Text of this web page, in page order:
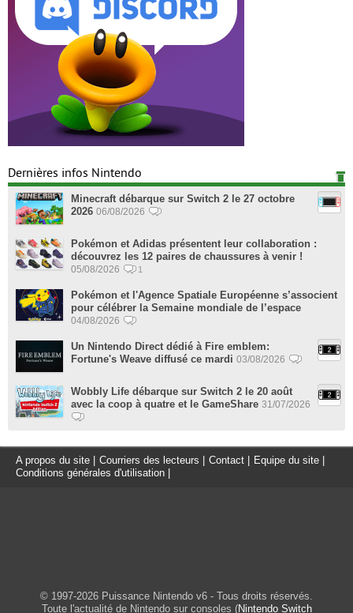
Dernières infos Nintendo
Minecraft débarque sur Switch 2 le 27 octobre
2026 06/08/2026
Pokémon et Adidas présentent leur collaboration :
découvrez les 12 paires de chaussures à venir !
05/08/2026 1
Pokémon et l'Agence Spatiale Européenne s’associent
pour célébrer la Semaine mondiale de l’espace
04/08/2026
Un Nintendo Direct dédié à Fire emblem:
Fortune's Weave diffusé ce mardi 03/08/2026
Wobbly Life débarque sur Switch 2 le 20 août
avec la coop à quatre et le GameShare 31/07/2026
A propos du site Courriers des lecteurs Contact Equipe du site
Conditions générales d'utilisation
© 1997-2026 Puissance Nintendo v6 - Tous droits réservés.
Toute l'actualité de Nintendo sur consoles (Nintendo Switch